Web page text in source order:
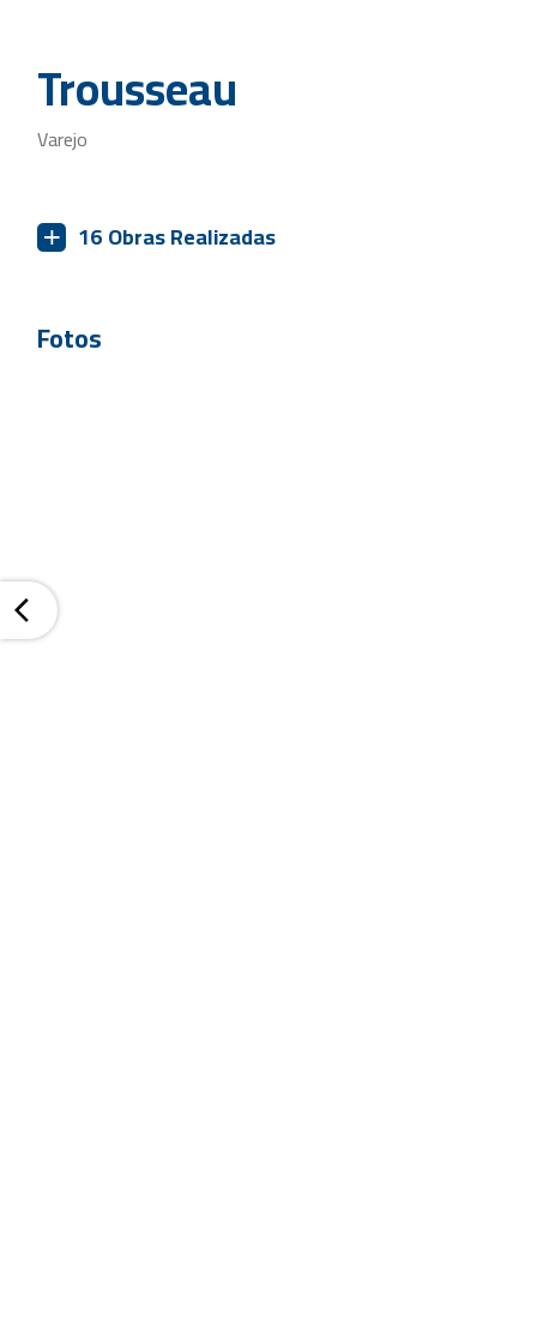
Trousseau
Varejo
16Obras Realizadas
Fotos